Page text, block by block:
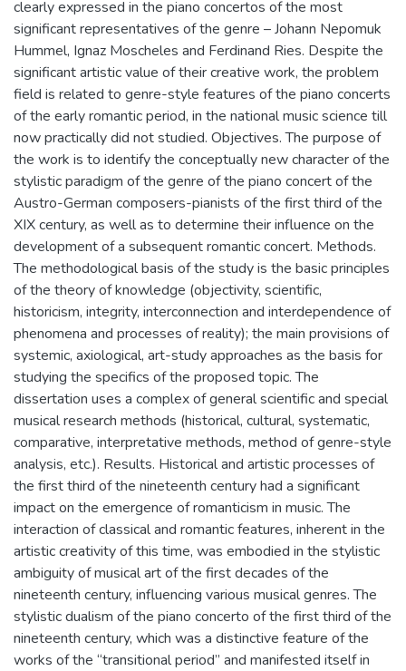
clearly expressed in the piano concertos of the most
significant representatives of the genre – Johann Nepomuk
Hummel, Ignaz Mosсheles and Ferdinand Ries. Despite the
significant artistic value of their creative work, the problem
field is related to genre-style features of the piano concerts
of the early romantic period, in the national music science till
now practically did not studied. Objectives. The purpose of
the work is to identify the conceptually new character of the
stylistic paradigm of the genre of the piano concert of the
Austro-German composers-pianists of the first third of the
XIX century, as well as to determine their influence on the
development of a subsequent romantic concert. Methods.
The methodological basis of the study is the basic principles
of the theory of knowledge (objectivity, scientific,
historicism, integrity, interconnection and interdependence of
phenomena and processes of reality); the main provisions of
systemic, axiological, art-study approaches as the basis for
studying the specifics of the proposed topic. The
dissertation uses a complex of general scientific and special
musical research methods (historical, cultural, systematic,
comparative, interpretative methods, method of genre-style
analysis, etc.). Results. Historical and artistic processes of
the first third of the nineteenth century had a significant
impact on the emergence of romanticism in music. The
interaction of classical and romantic features, inherent in the
artistic creativity of this time, was embodied in the stylistic
ambiguity of musical art of the first decades of the
nineteenth century, influencing various musical genres. The
stylistic dualism of the piano concerto of the first third of the
nineteenth century, which was a distinctive feature of the
works of the “transitional period” and manifested itself in